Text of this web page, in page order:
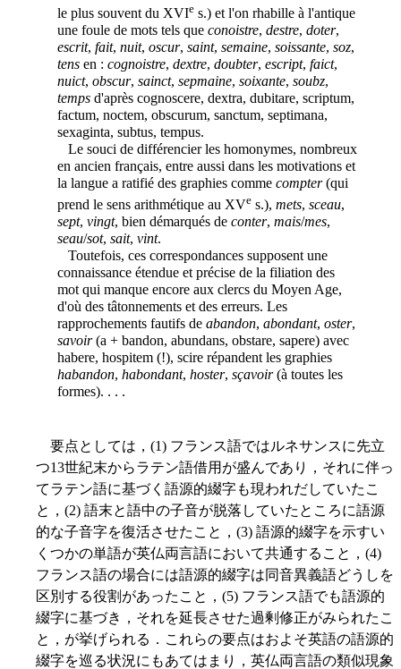
le plus souvent du XVIe s.) et l'on rhabille à l'antique
une foule de mots tels que conoistre, destre, doter,
escrit, fait, nuit, oscur, saint, semaine, soissante, soz,
tens en : cognoistre, dextre, doubter, escript, faict,
nuict, obscur, sainct, sepmaine, soixante, soubz,
temps d'après cognoscere, dextra, dubitare, scriptum,
factum, noctem, obscurum, sanctum, septimana,
sexaginta, subtus, tempus.
Le souci de différencier les homonymes, nombreux
en ancien français, entre aussi dans les motivations et
la langue a ratifié des graphies comme compter(qui
prend le sens arithmétique au XVe s.), mets, sceau,
sept, vingt, bien démarqués de conter, mais/mes,
seau/sot, sait, vint.
Toutefois, ces correspondances supposent une
connaissance étendue et précise de la filiation des
mot qui manque encore aux clercs du Moyen Age,
d'où des tâtonnements et des erreurs. Les
rapprochements fautifs de abandon, abondant, oster,
savoir(a + bandon, abundans, obstare, sapere) avec
habere, hospitem (!), scire répandent les graphies
habandon, habondant, hoster, sçavoir(à toutes les
formes). . . .
要点としては，(1) フランス語ではルネサンスに先立
つ13世紀末からラテン語借用が盛んであり，それに伴っ
てラテン語に基づく語源的綴字も現われだしていたこ
と，(2) 語末と語中の子音が脱落していたところに語源
的な子音字を復活させたこと，(3) 語源的綴字を示すい
くつかの単語が英仏両言語において共通すること，(4)
フランス語の場合には語源的綴字は同音異義語どうしを
区別する役割があったこと，(5) フランス語でも語源的
綴字に基づき，それを延長させた過剰修正がみられたこ
と，が挙げられる．これらの要点はおよそ英語の語源的
綴字を巡る状況にもあてはまり，英仏両言語の類似現象